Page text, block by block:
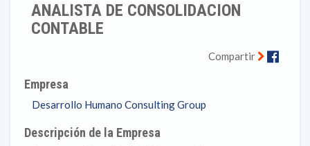
ANALISTA DE CONSOLIDACION
CONTABLE
Compartir
Empresa
Desarrollo Humano Consulting Group
Descripción de la Empresa